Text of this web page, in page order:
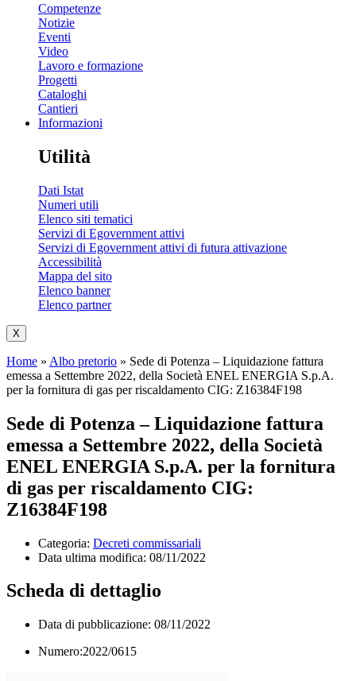
Competenze
Notizie
Eventi
Video
Lavoro e formazione
Progetti
Cataloghi
Cantieri
Informazioni
Utilità
Dati Istat
Numeri utili
Elenco siti tematici
Servizi di Egovernment attivi
Servizi di Egovernment attivi di futura attivazione
Accessibilità
Mappa del sito
Elenco banner
Elenco partner
X
Home » Albo pretorio » Sede di Potenza – Liquidazione fattura
emessa a Settembre 2022, della Società ENEL ENERGIA S.p.A.
per la fornitura di gas per riscaldamento CIG: Z16384F198
Sede di Potenza – Liquidazione fattura
emessa a Settembre 2022, della Società
ENEL ENERGIA S.p.A. per la fornitura
di gas per riscaldamento CIG:
Z16384F198
Categoria: Decreti commissariali
Data ultima modifica: 08/11/2022
Scheda di dettaglio
Data di pubblicazione: 08/11/2022
Numero:2022/0615